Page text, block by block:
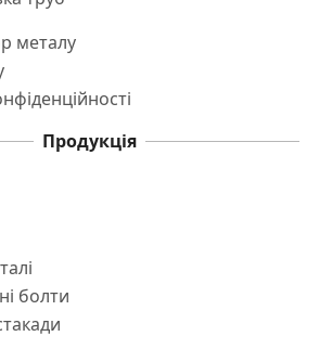
металу
Продукція
болти